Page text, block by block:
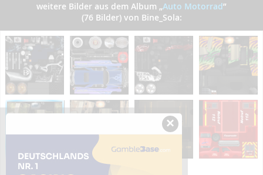
weitere Bilder aus dem Album „Auto Motorrad”
(76 Bilder) von Bine_Sola:
×